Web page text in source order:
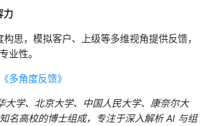
力
思，模拟客户、上级等多维视角提供反馈，
业性。
《多角度反馈》
大学、北京大学、中国人民大学、康奈尔大
名高校的博士组成，专注于深入解析 AI 与组